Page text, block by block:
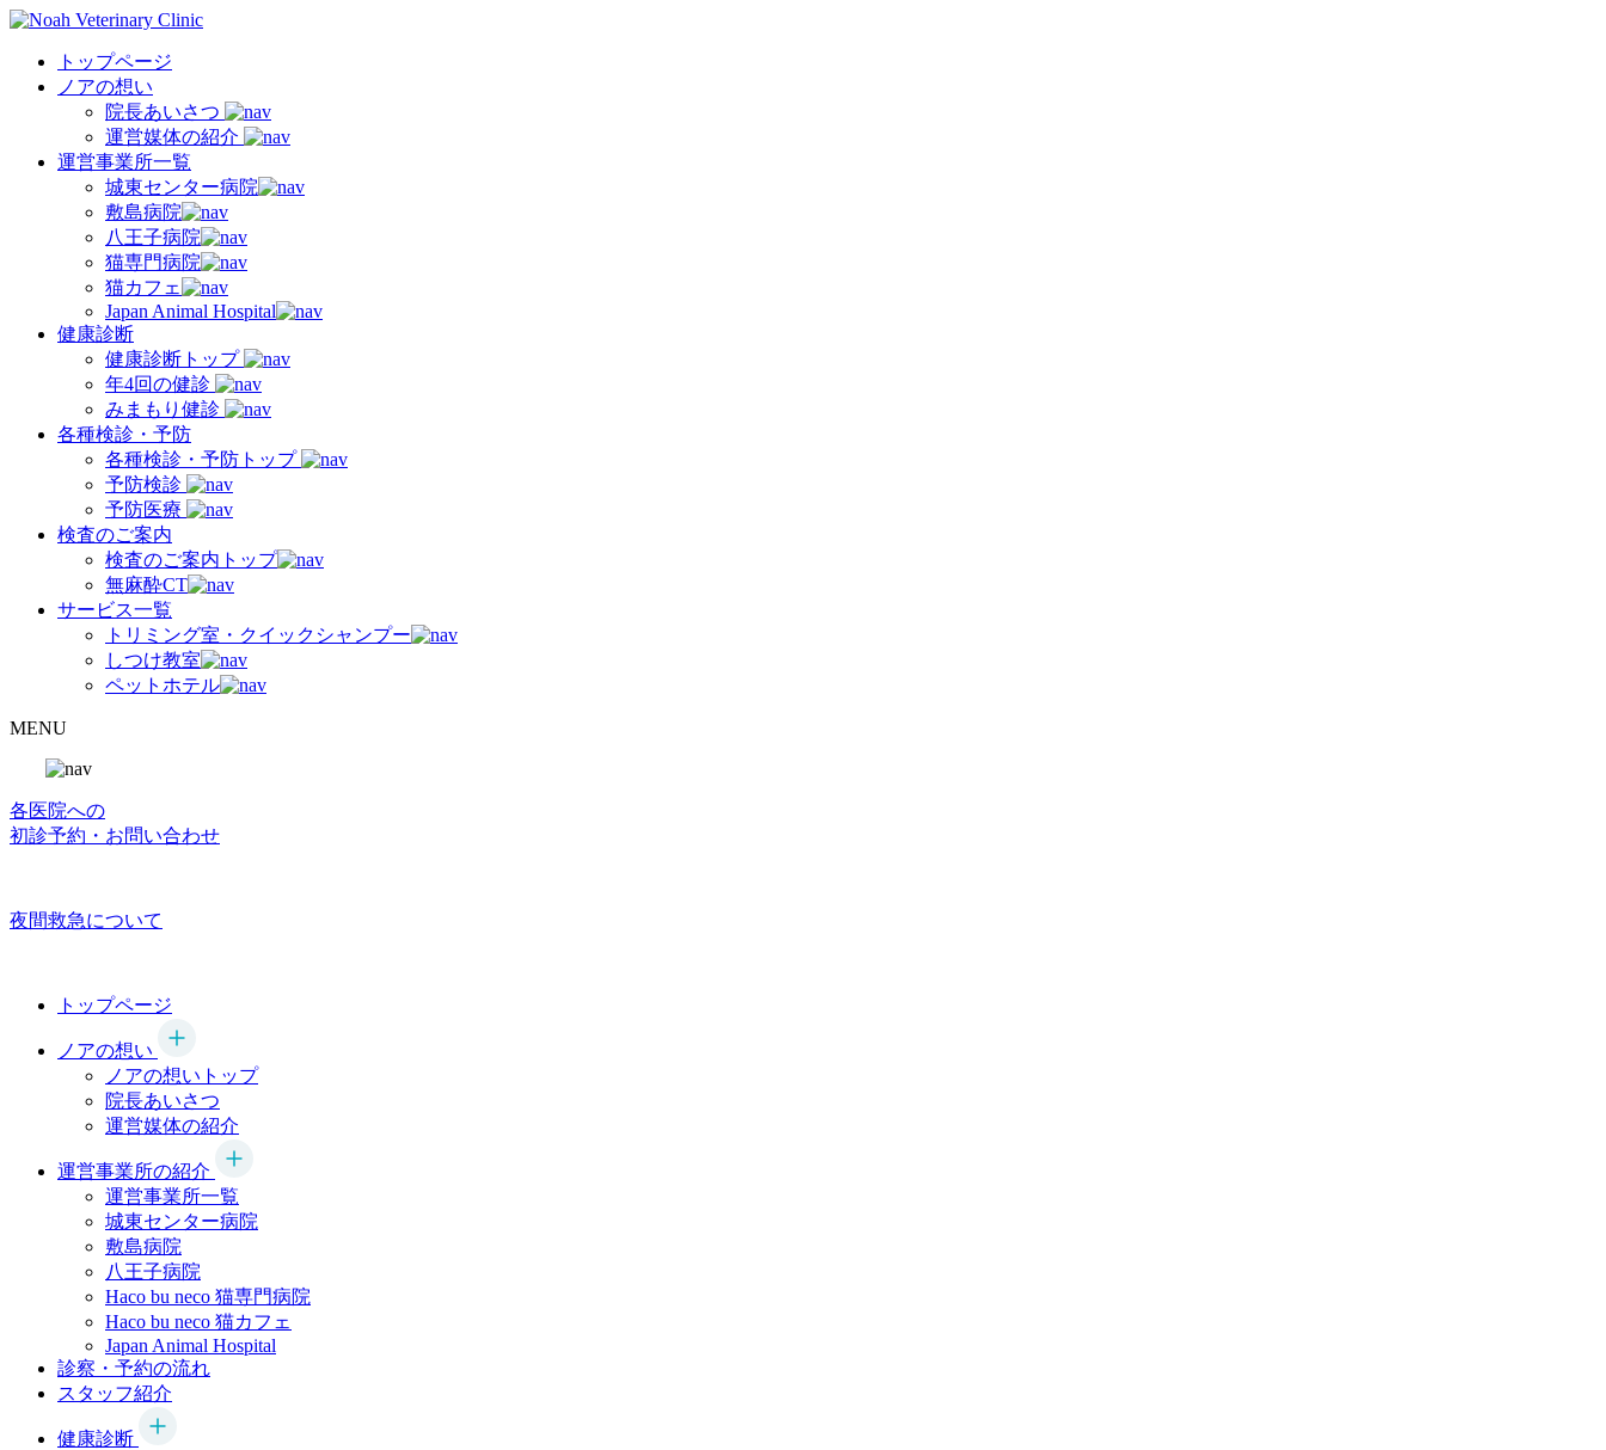
トップページ
ノアの想い
院長あいさつ
運営媒体の紹介
運営事業所一覧
城東センター病院
敷島病院
八王子病院
猫専門病院
猫カフェ
Japan Animal Hospital
健康診断
健康診断トップ
年4回の健診
みまもり健診
各種検診・予防
各種検診・予防トップ
予防検診
予防医療
検査のご案内
検査のご案内トップ
無麻酔CT
サービス一覧
トリミング室・クイックシャンプー
しつけ教室
ペットホテル
MENU
各医院への
初診予約・お問い合わせ
夜間救急について
トップページ
ノアの想い
ノアの想いトップ
院長あいさつ
運営媒体の紹介
運営事業所の紹介
運営事業所一覧
城東センター病院
敷島病院
八王子病院
Haco bu neco 猫専門病院
Haco bu neco 猫カフェ
Japan Animal Hospital
診察・予約の流れ
スタッフ紹介
健康診断